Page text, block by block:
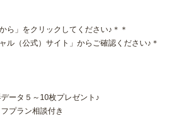
ら」をクリックしてください♪＊＊
ル（公式）サイト」からご確認ください♪＊
ータ５～10枚プレゼント♪
プラン相談付き